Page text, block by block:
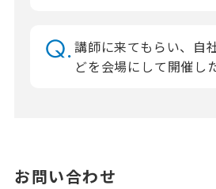
講師に来てもらい、自
どを会場にして開催し
お問い合わせ